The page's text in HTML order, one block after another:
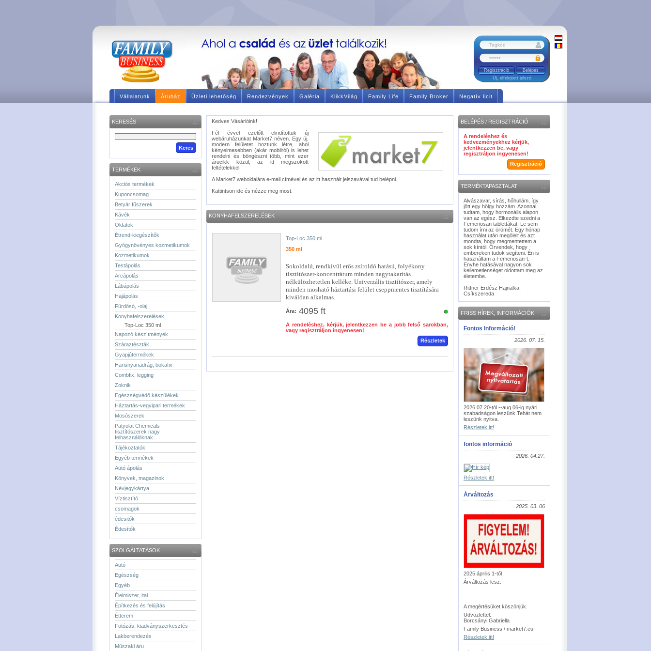
Regisztráció
Új, elfelejtett jelszó
Vállalatunk Áruház Üzleti lehetőség Rendezvények Galéria KlikkVilág Family Life Family Broker Negatív licit
KERESÉS
TERMÉKEK
Akciós termékek
Kuponcsomag
Betyár fűszerek
Kávék
Oldatok
Étrend-kiegészítők
Gyógynövényes kozmetikumok
Kozmetikumok
Testápolás
Arcápolás
Lábápolás
Hajápolás
Fürdősó, -olaj
Konyhafelszerelések
Top-Loc 350 ml
Napozó készítmények
Száraztészták
Gyapjútermékek
Harisnyanadrág, bokafix
Combfix, legging
Zoknik
Egészségvédő készülékek
Háztartás-vegyipari termékek
Mosószerek
Patyolat Chemicals -
tisztítószerek nagy
felhasználóknak
Tájékoztatók
Egyéb termékek
Autó ápolás
Könyvek, magazinok
Névjegykártya
Víztisztító
csomagok
édesitők
Édesítők
SZOLGÁLTATÁSOK
Autó
Egészség
Egyéb
Élelmiszer, ital
Építkezés és felújítás
Étterem
Fotózás, kiadványszerkesztés
Lakberendezés
Műszaki áru
Kedves Vásárlóink!
Fél évvel ezelőtt elindítottuk új
webáruházunkat Market7 néven. Egy új,
modern felületet hoztunk létre, ahol
kényelmesebben (akár mobilról) is lehet
rendelni és böngészni több, mint ezer
árucikk közül, az itt megszokott
feltételekkel.
A Market7 weboldalára e-mail címével és az itt használt jelszavával tud belépni.
Kattintson ide és nézze meg most.
KONYHAFELSZERELÉSEK
Top-Loc 350 ml
350 ml
Sokoldalú, rendkívül erős zsíroldó hatású, folyékony
tisztítószer-koncentrátum minden nagytakarítás
nélkülözhetetlen kelléke. Univerzális tisztítószer, amely
minden mosható háztartási felület cseppmentes tisztítására
kiválóan alkalmas.
Ára: 4095 ft
A rendeléshez, kérjük, jelentkezzen be a jobb felső sarokban,
vagy regisztráljon ingyenesen!
Részletek
BELÉPÉS / REGISZTRÁCIÓ
A rendeléshez és
kedvezményekhez kérjük,
jelentkezzen be, vagy
regisztráljon ingyenesen!
Regisztráció
TERMÉKTAPASZTALAT
Alvászavar, sírás, hőhullám, így
jött egy hölgy hozzám. Azonnal
tudtam, hogy hormonális alapon
van az egész. Elkezdte szedni a
Femenosan tablettákat. Le sem
tudom írni az örömét. Egy hónap
használat után megölelt és azt
mondta, hogy megmentettem a
sok kíntól. Örvendek, hogy
embereken tudok segíteni. Én is
használtam a Femenosan-t.
Enyhe hatásával nagyon sok
kellemetlenséget oldottam meg az
életembe.
Rittner Erdész Hajnalka,
Csíkszereda
FRISS HÍREK, INFORMÁCIÓK
Fontos Információ!
2026. 07. 15.
2026.07.20-tól --aug.06-ig nyári
szabadságon leszünk.Tehát nem
leszünk nyitva.
Részletek itt!
fontos információ
2026. 04.27.
Részletek itt!
Árváltozás
2025. 03. 06
2025 április 1-től
Árváltozás lesz.
A megértésüket köszönjük.
Üdvözlettel:
Borcsányi Gabriella
Family Business / market7.eu
Részletek itt!